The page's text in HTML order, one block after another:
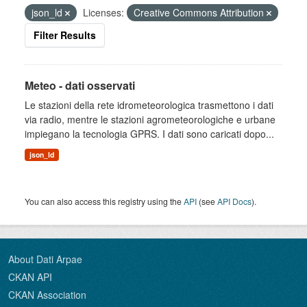
json_ld
Licenses:
Creative Commons Attribution
Filter Results
Meteo - dati osservati
Le stazioni della rete idrometeorologica trasmettono i dati
via radio, mentre le stazioni agrometeorologiche e urbane
impiegano la tecnologia GPRS. I dati sono caricati dopo...
json_ld
You can also access this registry using theAPI (seeAPI Docs).
About Dati Arpae
CKAN API
CKAN Association